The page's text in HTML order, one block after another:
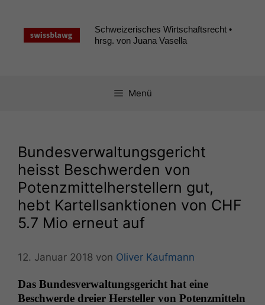
springen
Schweizerisches Wirtschaftsrecht •
hrsg. von Juana Vasella
Menü
Bundesverwaltungsgericht
heisst Beschwerden von
Potenzmittelherstellern gut,
hebt Kartellsanktionen von CHF
5.7 Mio erneut auf
12. Januar 2018 von Oliver Kaufmann
Das Bun­desver­wal­tungs­gericht hat eine
Beschw­erde dreier Her­steller von Potenzmit­teln